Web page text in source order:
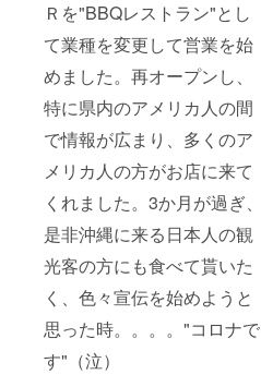
Ｒを"BBQレストラン"とし
て業種を変更して営業を始
めました。再オープンし、
特に県内のアメリカ人の間
で情報が広まり、多くのア
メリカ人の方がお店に来て
くれました。3か月が過ぎ、
是非沖縄に来る日本人の観
光客の方にも食べて貰いた
く、色々宣伝を始めようと
思った時。。。。"コロナで
す"（泣）